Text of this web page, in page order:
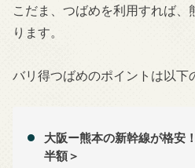
こだま、つばめを利用すれば、
ります。
バリ得つばめのポイントは以下
大阪ー熊本の新幹線が格安
半額＞